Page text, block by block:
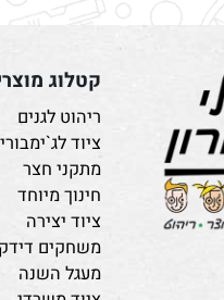
קטלוג מוצרים
ריהוט לגנים
ציוד לג`ימבורי
מתקני חצר
חינוך מיוחד
ציוד יצירה
משחקים דידקטיים